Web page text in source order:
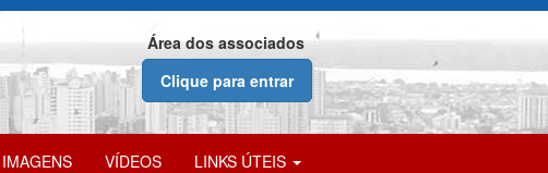
Área dos associados
Clique para entrar
IMAGENS VÍDEOS LINKS ÚTEIS